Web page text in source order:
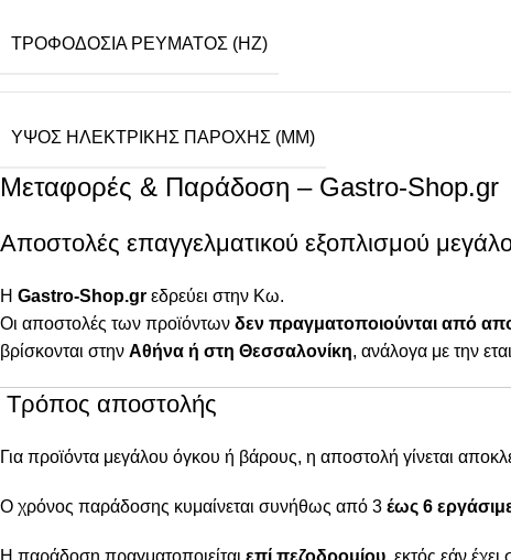
ΤΡΟΦΟΔΟΣΊΑ ΡΕΎΜΑΤΟΣ (HZ)
ΎΨΟΣ ΗΛΕΚΤΡΙΚΉΣ ΠΑΡΟΧΉΣ (MM)
Μεταφορές & Παράδοση – Gastro-Shop.gr
Αποστολές επαγγελματικού εξοπλισμού
Η Gastro-Shop.gr εδρεύει στην Κω.
Οι αποστολές των προϊόντων δεν πραγματοποιούνται από
βρίσκονται στην Αθήνα ή στη Θεσσαλονίκη, ανάλογα με την
Τρόπος αποστολής
Για προϊόντα μεγάλου όγκου ή βάρους, η αποστολή γίνεται
Ο χρόνος παράδοσης κυμαίνεται συνήθως από 3 έως 6